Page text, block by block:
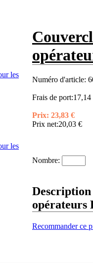
Numéro d'article:
Frais de port:17,14
Prix: 23,83 €
Prix net:20,03 €
Nombre:
opérateurs
Recommander ce